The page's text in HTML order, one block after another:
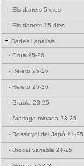
- Els darrers 5 dies
- Els darrers 15 dies
Dades i anàlisis
- Grua 25-26
- Reietó 25-26
- Reietó 25-26
- Graula 23-25
- Aratinga mitrada 23-25
- Rossinyol del Japó 21-25
- Brocat variable 24-25